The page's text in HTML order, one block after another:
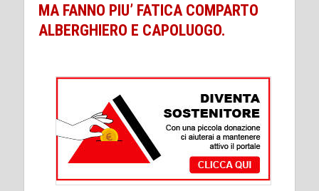
MA FANNO PIU’ FATICA COMPARTO
ALBERGHIERO E CAPOLUOGO.